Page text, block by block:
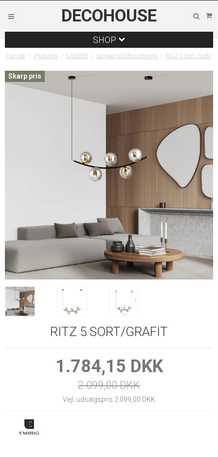
DECOHOUSE
SHOP
Forside / Produkter / LAMPER / Lamper til loftmontering / RITZ 5 Sort/Grafit
Skarp pris
RITZ 5 SORT/GRAFIT
1.784,15 DKK
2.099,00 DKK
Vejl. udsalgspris 2.099,00 DKK